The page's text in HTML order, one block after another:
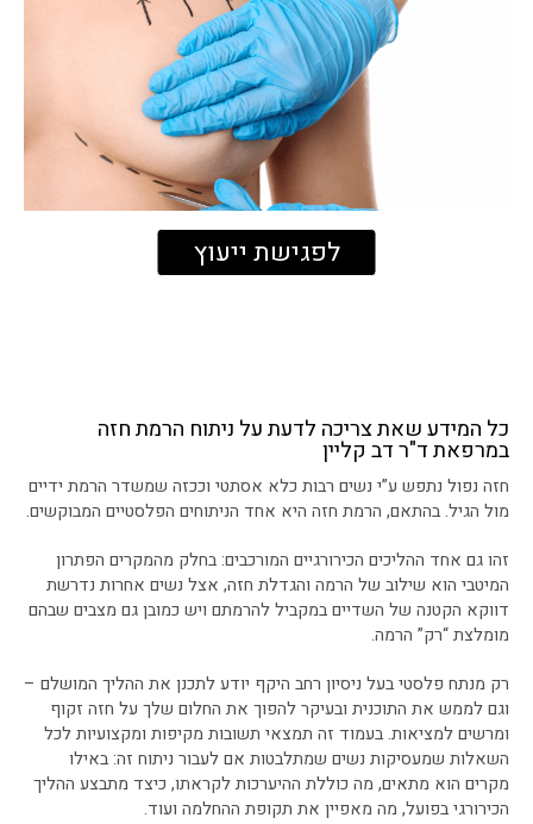
לפגישת ייעוץ
כל המידע שאת צריכה לדעת על ניתוח הרמת חזה
במרפאת ד"ר דב קליין
חזה נפול נתפש ע”י נשים רבות כלא אסתטי וככזה שמשדר הרמת ידיים
מול הגיל. בהתאם, הרמת חזה היא אחד הניתוחים הפלסטיים המבוקשים.
זהו גם אחד ההליכים הכירורגיים המורכבים: בחלק מהמקרים הפתרון
המיטבי הוא שילוב של הרמה והגדלת חזה, אצל נשים אחרות נדרשת
דווקא הקטנה של השדיים במקביל להרמתם ויש כמובן גם מצבים שבהם
מומלצת “רק” הרמה.
רק מנתח פלסטי בעל ניסיון רחב היקף יודע לתכנן את ההליך המושלם –
וגם לממש את התוכנית ובעיקר להפוך את החלום שלך על חזה זקוף
ומרשים למציאות. בעמוד זה תמצאי תשובות מקיפות ומקצועיות לכל
השאלות שמעסיקות נשים שמתלבטות אם לעבור ניתוח זה: באילו
מקרים הוא מתאים, מה כוללת ההיערכות לקראתו, כיצד מתבצע ההליך
הכירורגי בפועל, מה מאפיין את תקופת ההחלמה ועוד.